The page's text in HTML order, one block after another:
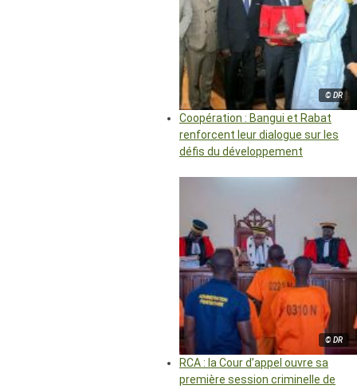
© DR
Coopération : Bangui et Rabat
renforcent leur dialogue sur les
défis du développement
© DR
RCA : la Cour d’appel ouvre sa
première session criminelle de